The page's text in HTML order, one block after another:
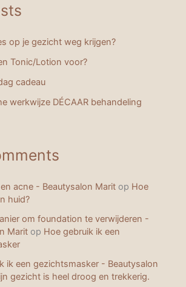
op je gezicht weg krijgen?
Tonic/Lotion voor?
cadeau
werkwijze DÉCAAR behandeling
acne - Beautysalon Marit op Hoe
huid?
om foundation te verwijderen -
Marit op Hoe gebruik ik een
ik een gezichtsmasker - Beautysalon
gezicht is heel droog en trekkerig.